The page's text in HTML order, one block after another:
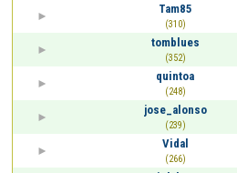
Tam85
(310)
tomblues
(352)
quintoa
(248)
jose_alonso
(239)
Vidal
(266)